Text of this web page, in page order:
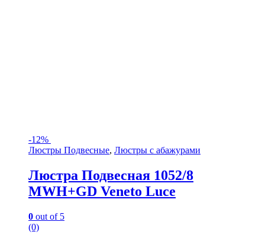
-12%
Люстры Подвесные, Люстры с абажурами
Люстра Подвесная 1052/8
MWH+GD Veneto Luce
0 out of 5
(0)